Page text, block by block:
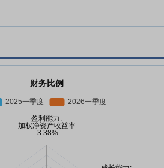
财务比例